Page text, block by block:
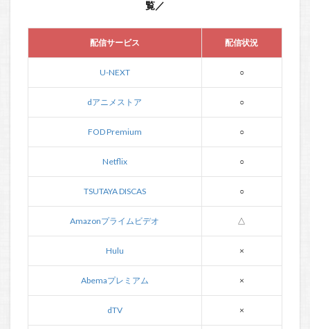
覧／
配信サービス 配信状況
U-NEXT ○
dアニメストア ○
FOD Premium ○
Netflix ○
TSUTAYA DISCAS ○
Amazonプライムビデオ △
Hulu ×
Abemaプレミアム ×
dTV ×